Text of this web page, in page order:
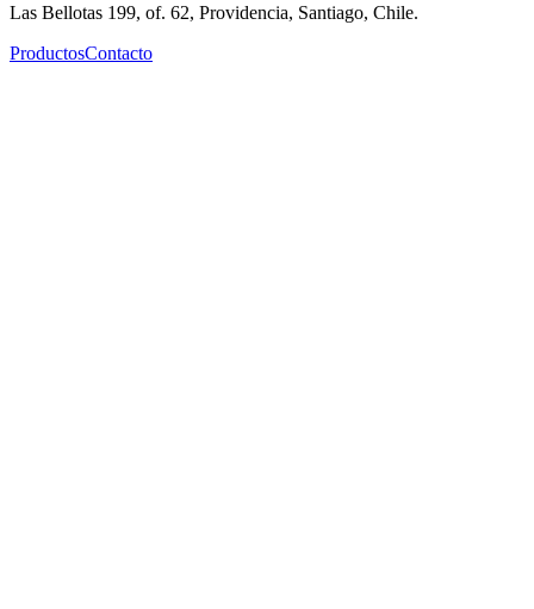
Las Bellotas 199, of. 62, Providencia, Santiago, Chile.
ProductosContacto